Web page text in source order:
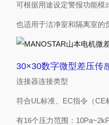
可根据用途设定警报功能模
也适用于洁净室和隔离室的
30×30数字微型差压传
连接器连接类型
符合UL标准、EC指令（CE
有16个压力范围：